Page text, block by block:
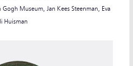
Museum, Jan Kees Steenman, Eva
Huisman